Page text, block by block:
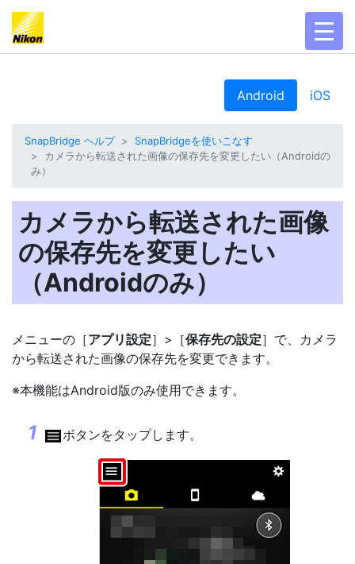
Android iOS
SnapBridge ヘルプ
SnapBridgeを使いこなす
カメラから転送された画像の保存先を変更したい（Androidの
み）
カメラから転送された画像
の保存先を変更したい
（Androidのみ）
メニューの［アプリ設定］>［保存先の設定］で、カメラ
から転送された画像の保存先を変更できます。
※本機能はAndroid版のみ使用できます。
ボタンをタップします。